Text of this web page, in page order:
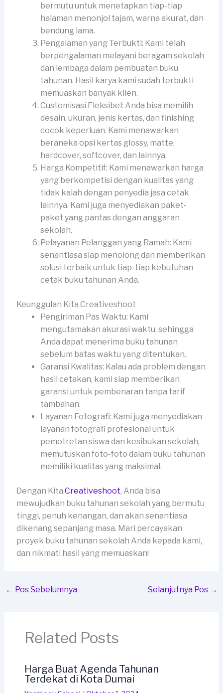
bermutu untuk menetapkan tiap-tiap
halaman menonjol tajam, warna akurat, dan
bendung lama.
Pengalaman yang Terbukti: Kami telah
berpengalaman melayani beragam sekolah
dan lembaga dalam pembuatan buku
tahunan. Hasil karya kami sudah terbukti
memuaskan banyak klien.
Customisasi Fleksibel: Anda bisa memilih
desain, ukuran, jenis kertas, dan finishing
cocok keperluan. Kami menawarkan
beraneka opsi kertas glossy, matte,
hardcover, softcover, dan lainnya.
Harga Kompetitif: Kami menawarkan harga
yang berkompetisi dengan kualitas yang
tidak kalah dengan penyedia jasa cetak
lainnya. Kami juga menyediakan paket-
paket yang pantas dengan anggaran
sekolah.
Pelayanan Pelanggan yang Ramah: Kami
senantiasa siap menolong dan memberikan
solusi terbaik untuk tiap-tiap kebutuhan
cetak buku tahunan Anda.
Keunggulan Kita Creativeshoot
Pengiriman Pas Waktu: Kami
mengutamakan akurasi waktu, sehingga
Anda dapat menerima buku tahunan
sebelum batas waktu yang ditentukan.
Garansi Kwalitas: Kalau ada problem dengan
hasil cetakan, kami siap memberikan
garansi untuk pembenaran tanpa tarif
tambahan.
Layanan Fotografi: Kami juga menyediakan
layanan fotografi profesional untuk
pemotretan siswa dan kesibukan sekolah,
memutuskan foto-foto dalam buku tahunan
memiliki kualitas yang maksimal.
Dengan Kita Creativeshoot, Anda bisa
mewujudkan buku tahunan sekolah yang bermutu
tinggi, penuh kenangan, dan akan senantiasa
dikenang sepanjang masa. Mari percayakan
proyek buku tahunan sekolah Anda kepada kami,
dan nikmati hasil yang memuaskan!
← Pos Sebelumnya Selanjutnya Pos →
Related Posts
Harga Buat Agenda Tahunan
Terdekat di Kota Dumai